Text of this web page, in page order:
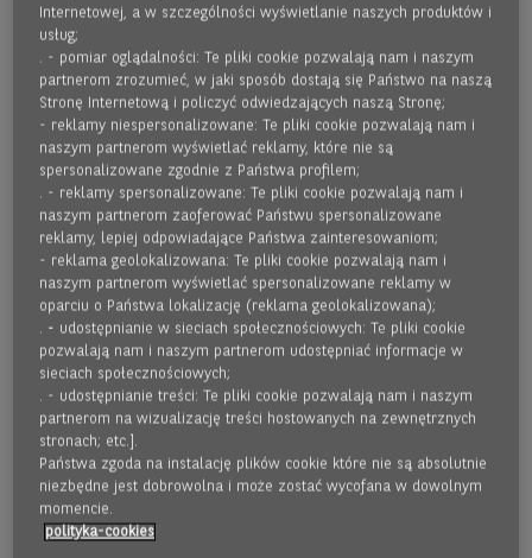
CO MOŻEMY CI ZAPROPONOWAĆ?
Współpraca z ekspertami, pakiet benefitów, przyjazna
atmosfera oraz work – life balance. Dołącz do zespołu
profesjonalistów!
Wyślij aplikację na adres:rekrutacje.faktor@bnpparibas.pl
Do zgłoszenia załącz CV, List motywacyjny oraz umieść
klauzulę następującej treści:
„Poniższa zgoda jest dobrowolna. Odmowa jej udzielenia
nie wywołuje negatywnych skutków.
Wyrażam zgodę na przetwarzanie przez BNP Paribas
Faktoring sp. z o.o. z siedzibą w Warszawie (kod pocztowy
01-211) przy ul. M. Kasprzaka 2, moich danych osobowych
zawartych w CV/liście motywacyjnym na potrzeby
przyszłych rekrutacji prowadzonych przez BNP Paribas
Internetowej, a w szczególności wyświetlanie naszych produktów i
usług;
. - pomiar oglądalności: Te pliki cookie pozwalają nam i naszym
partnerom zrozumieć, w jaki sposób dostają się Państwo na naszą
Stronę Internetową i policzyć odwiedzających naszą Stronę;
- reklamy niespersonalizowane: Te pliki cookie pozwalają nam i
naszym partnerom wyświetlać reklamy, które nie są
spersonalizowane zgodnie z Państwa profilem;
. - reklamy spersonalizowane: Te pliki cookie pozwalają nam i
naszym partnerom zaoferować Państwu spersonalizowane
reklamy, lepiej odpowiadające Państwa zainteresowaniom;
- reklama geolokalizowana: Te pliki cookie pozwalają nam i
naszym partnerom wyświetlać spersonalizowane reklamy w
oparciu o Państwa lokalizację (reklama geolokalizowana);
. - udostępnianie w sieciach społecznościowych: Te pliki cookie
pozwalają nam i naszym partnerom udostępniać informacje w
sieciach społecznościowych;
. - udostępnianie treści: Te pliki cookie pozwalają nam i naszym
partnerom na wizualizację treści hostowanych na zewnętrznych
stronach; etc.].
Państwa zgoda na instalację plików cookie które nie są absolutnie
niezbędne jest dobrowolna i może zostać wycofana w dowolnym
momencie.
polityka-cookies